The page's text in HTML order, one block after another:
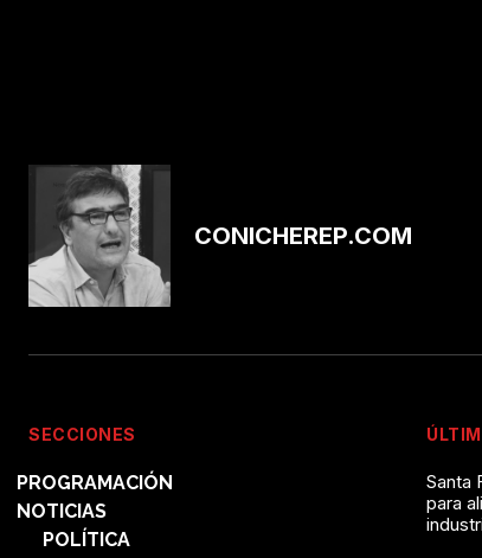
CONICHEREP.COM
SECCIONES
PROGRAMACIÓN
NOTICIAS
POLÍTICA
Santa
para